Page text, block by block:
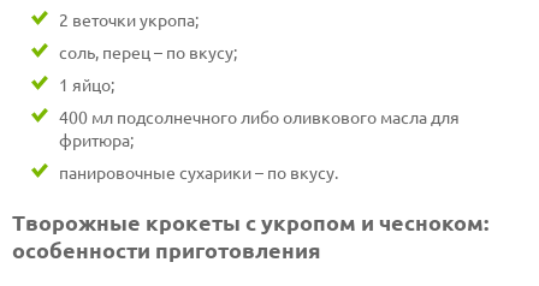
2 веточки укропа;
соль, перец – по вкусу;
1 яйцо;
400 мл подсолнечного либо оливкового масла для
фритюра;
панировочные сухарики – по вкусу.
Творожные крокеты с укропом и чесноком:
особенности приготовления